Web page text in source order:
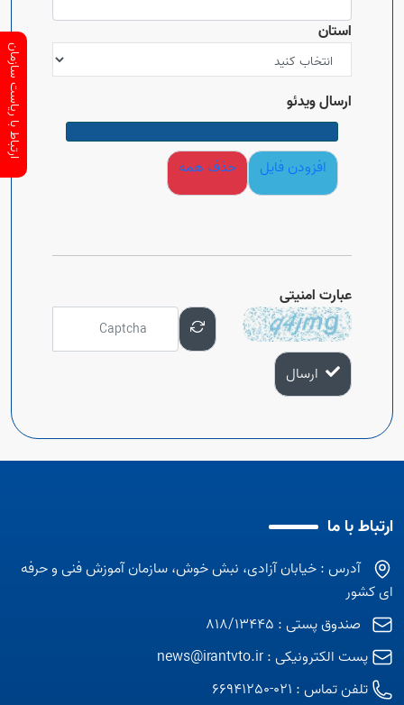
استان
ارسال ویدئو
افزودن فایل حذف همه
عبارت امنیتی
ارسال
ارتباط با ما
آدرس : خیابان آزادی، نبش خوش، سازمان آموزش فنی و حرفه
ای کشور
صندوق پستی : 818/13445
پست الکترونیکی :news@irantvto.ir
تلفن تماس : 021-66941250
ارتباط با ریاست سازمان